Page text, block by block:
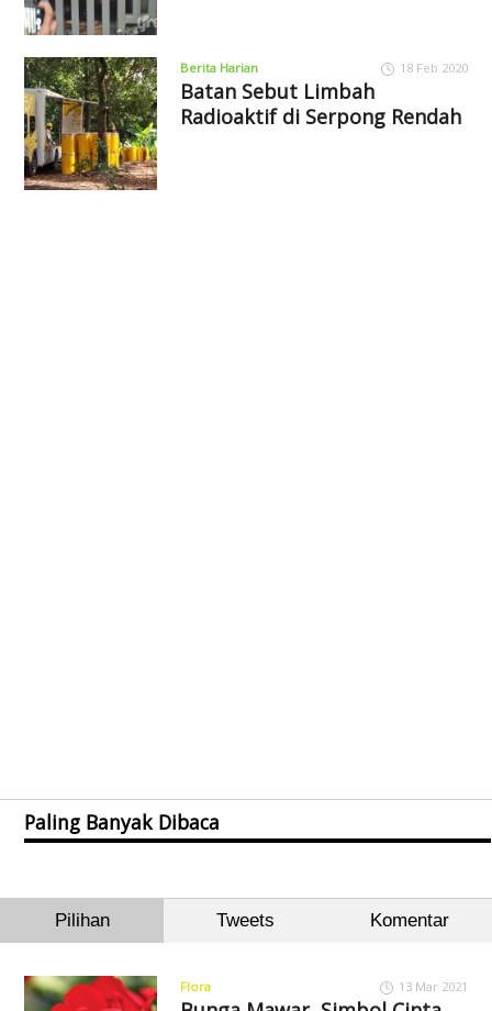
Berita Harian 18 Feb 2020
Batan Sebut Limbah
Radioaktif di Serpong Rendah
Paling Banyak Dibaca
Pilihan Tweets Komentar
Flora 13 Mar 2021